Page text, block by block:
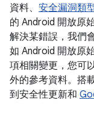
資料、 安全漏洞類
的 Android 開放原
解決某錯誤，我們
如 Android 開放原
項相關變更，您可
外的參考資料。搭
到安全性更新和